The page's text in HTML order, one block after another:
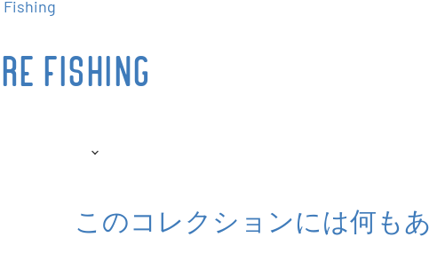
Fishing
FISHING
このコレクションには何も